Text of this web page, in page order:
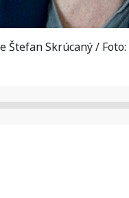
Štefan Skrúcaný /